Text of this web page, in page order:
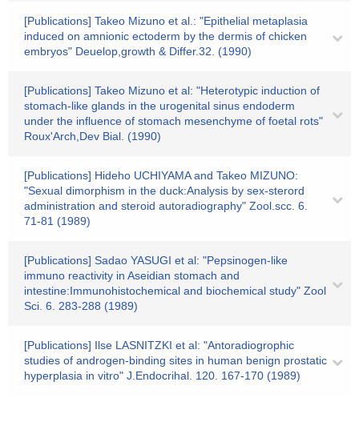
[Publications] Takeo Mizuno et al.: "Epithelial metaplasia
induced on amnionic ectoderm by the dermis of chicken
embryos" Deuelop,growth & Differ.32. (1990)
[Publications] Takeo Mizuno et al: "Heterotypic induction of
stomach-like glands in the urogenital sinus endoderm
under the influence of stomach mesenchyme of foetal rots"
Roux'Arch,Dev Bial. (1990)
[Publications] Hideho UCHIYAMA and Takeo MIZUNO:
"Sexual dimorphism in the duck:Analysis by sex-sterord
administration and steroid autoradiography" Zool.scc. 6.
71-81 (1989)
[Publications] Sadao YASUGI et al: "Pepsinogen-like
immuno reactivity in Aseidian stomach and
intestine:Immunohistochemical and biochemical study" Zool
Sci. 6. 283-288 (1989)
[Publications] Ilse LASNITZKI et al: "Antoradiogrophic
studies of androgen-binding sites in human benign prostatic
hyperplasia in vitro" J.Endocrihal. 120. 167-170 (1989)